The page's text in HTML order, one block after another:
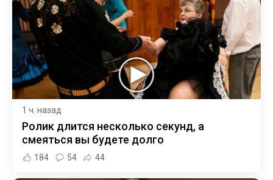
1 ч. назад
Ролик длится несколько секунд, а
смеяться вы будете долго
184 54 44